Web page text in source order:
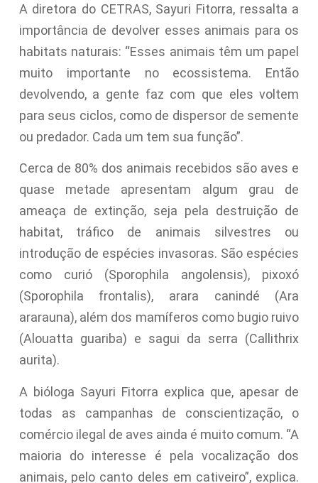
A diretora do CETRAS, Sayuri Fitorra, ressalta a
importância de devolver esses animais para os
habitats naturais: “Esses animais têm um papel
muito importante no ecossistema. Então
devolvendo, a gente faz com que eles voltem
para seus ciclos, como de dispersor de semente
ou predador. Cada um tem sua função”.
Cerca de 80% dos animais recebidos são aves e
quase metade apresentam algum grau de
ameaça de extinção, seja pela destruição de
habitat, tráfico de animais silvestres ou
introdução de espécies invasoras. São espécies
como curió (Sporophila angolensis), pixoxó
(Sporophila frontalis), arara canindé (Ara
ararauna), além dos mamíferos como bugio ruivo
(Alouatta guariba) e sagui da serra (Callithrix
aurita).
A bióloga Sayuri Fitorra explica que, apesar de
todas as campanhas de conscientização, o
comércio ilegal de aves ainda é muito comum. “A
maioria do interesse é pela vocalização dos
animais, pelo canto deles em cativeiro”, explica.